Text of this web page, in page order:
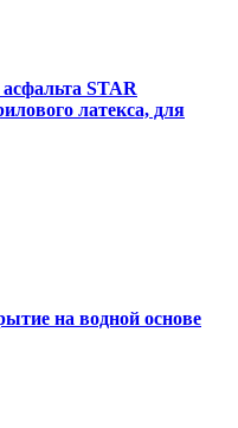
STAR
латекса, для
на водной основе